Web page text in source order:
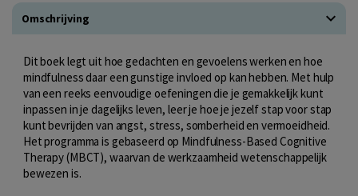
Omschrijving
Dit boek legt uit hoe gedachten en gevoelens werken en hoe
mindfulness daar een gunstige invloed op kan hebben. Met hulp
van een reeks eenvoudige oefeningen die je gemakkelijk kunt
inpassen in je dagelijks leven, leer je hoe je jezelf stap voor stap
kunt bevrijden van angst, stress, somberheid en vermoeidheid.
Het programma is gebaseerd op Mindfulness-Based Cognitive
Therapy (MBCT), waarvan de werkzaamheid wetenschappelijk
bewezen is.